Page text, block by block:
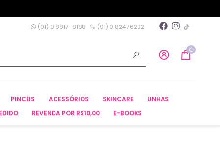
(91) 9 8817-8188 (91) 9 82476202
0
PINCÉIS ACESSÓRIOS SKINCARE
UNHAS
REVENDA POR R$10,00 E-BOOKS